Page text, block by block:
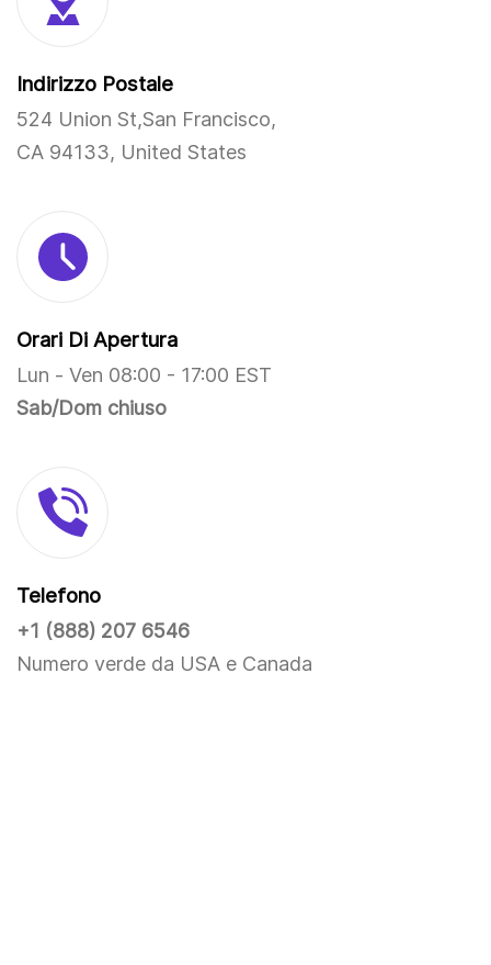
Indirizzo Postale
524 Union St,San Francisco,
CA 94133, United States
Orari Di Apertura
Lun - Ven 08:00 - 17:00 EST
Sab/Dom chiuso
Telefono
+1 (888) 207 6546
Numero verde da USA e Canada